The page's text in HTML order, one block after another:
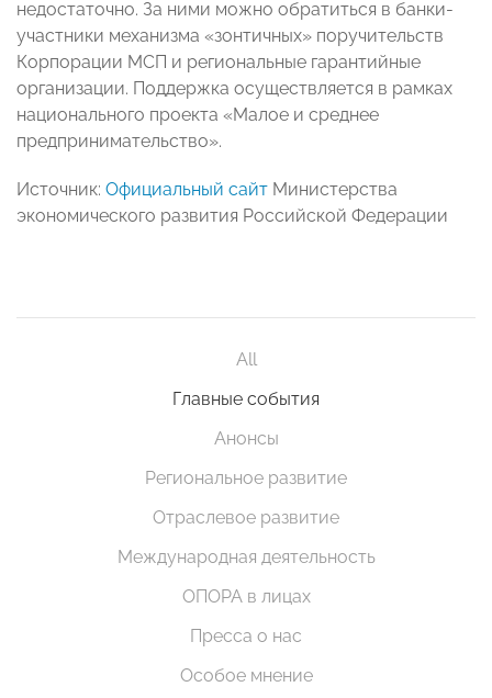
недостаточно. За ними можно обратиться в банки-
участники механизма «зонтичных» поручительств
Корпорации МСП и региональные гарантийные
организации. Поддержка осуществляется в рамках
национального проекта «Малое и среднее
предпринимательство».
Источник: Официальный сайт Министерства
экономического развития Российской Федерации
All
Главные события
Анонсы
Региональное развитие
Отраслевое развитие
Международная деятельность
ОПОРА в лицах
Пресса о нас
Особое мнение